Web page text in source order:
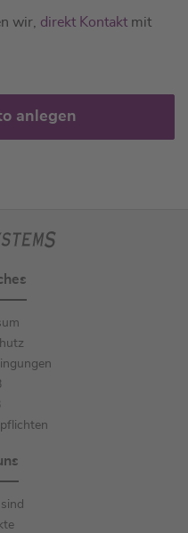
wir, direkt Kontakt mit
anlegen